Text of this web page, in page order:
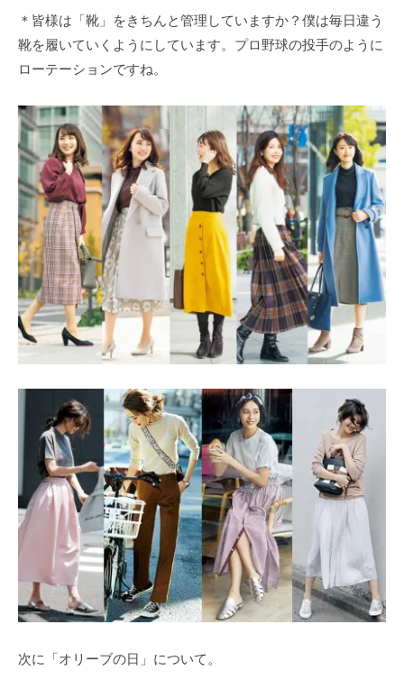
＊皆様は「靴」をきちんと管理していますか？僕は毎日違う
靴を履いていくようにしています。プロ野球の投手のように
ローテーションですね。
次に「オリーブの日」について。